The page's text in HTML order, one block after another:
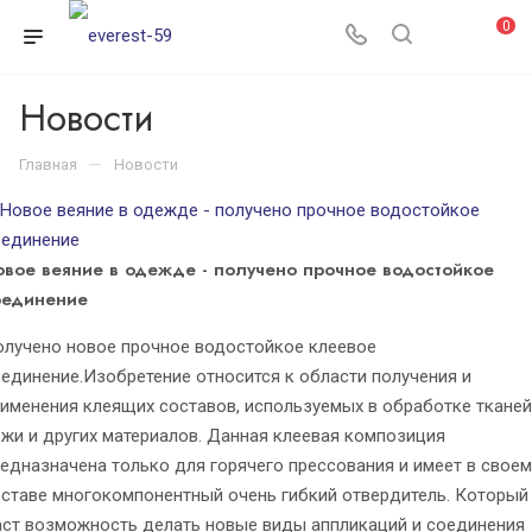
0
Новости
Главная — Новости
веяние в одежде - получено прочное водостойкое
новое прочное водостойкое клеевое
относится к области получения и
клеящих составов, используемых в обработке
и других материалов. Данная клеевая композиция
только для горячего прессования и имеет в своем
многокомпонентный очень гибкий отвердитель. Который
возможность делать новые виды аппликаций и соединения